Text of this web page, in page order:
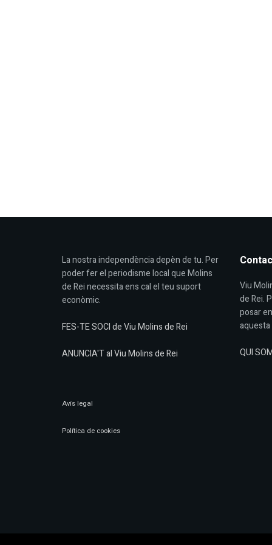
La nostra independència depèn de tu. Per
poder fer el periodisme local que Molins
de Rei necessita ens cal el teu suport
econòmic.
FES-TE SOCI de Viu Molins de Rei
ANUNCIA'T al Viu Molins de Rei
Avís legal
Política de cookies
Viu
de Rei.
posar
aquesta
QUI